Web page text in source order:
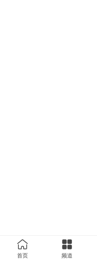
首页 频道